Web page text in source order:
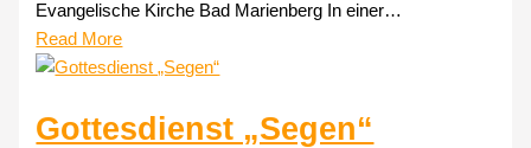
Evangelische Kirche Bad Marienberg In einer…
Read More
Gottesdienst „Segen“